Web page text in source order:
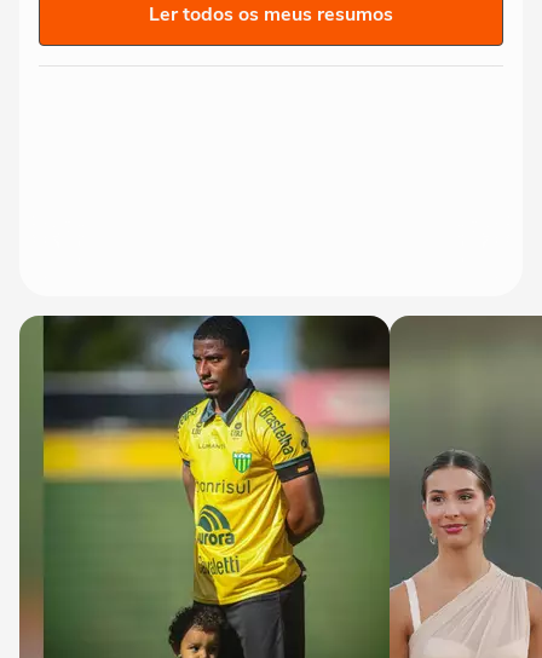
Ler todos os meus resumos